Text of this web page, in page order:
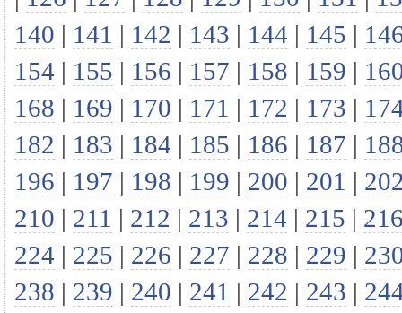
140 | 141 | 142 | 143 | 144 | 145 |
154 | 155 | 156 | 157 | 158 | 159 |
168 | 169 | 170 | 171 | 172 | 173 |
182 | 183 | 184 | 185 | 186 | 187 |
196 | 197 | 198 | 199 | 200 | 201 |
210 | 211 | 212 | 213 | 214 | 215 |
224 | 225 | 226 | 227 | 228 | 229 |
238 | 239 | 240 | 241 | 242 | 243 |